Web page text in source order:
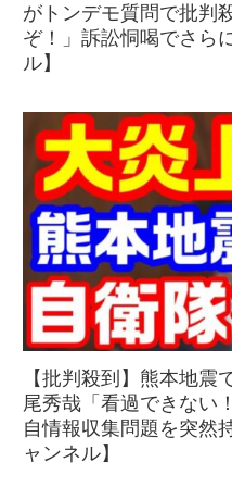
がトンデモ質問で批判
ぞ！」訴訟恫喝でさら
ル】
【批判殺到】熊本地
尾秀哉「看過できない
自情報収集問題を突然
ャンネル】